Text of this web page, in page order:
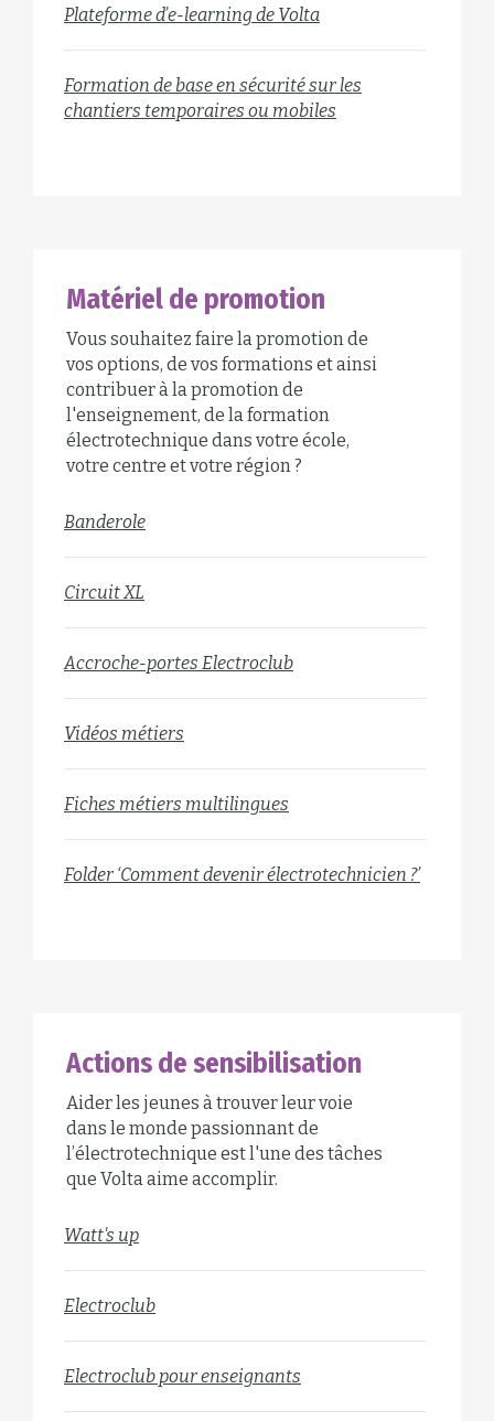
Plateforme d’e-learning de Volta
Formation de base en sécurité sur les
chantiers temporaires ou mobiles
Matériel de promotion
Vous souhaitez faire la promotion de
vos options, de vos formations et ainsi
contribuer à la promotion de
l'enseignement, de la formation
électrotechnique dans votre école,
votre centre et votre région ?
Banderole
Circuit XL
Accroche-portes Electroclub
Vidéos métiers
Fiches métiers multilingues
Folder ‘Comment devenir électrotechnicien ?’
Actions de sensibilisation
Aider les jeunes à trouver leur voie
dans le monde passionnant de
l’électrotechnique est l'une des tâches
que Volta aime accomplir.
Watt's up
Electroclub
Electroclub pour enseignants